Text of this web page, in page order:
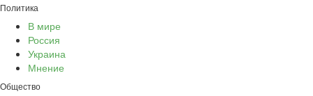
Политика
В мире
Россия
Украина
Мнение
Общество